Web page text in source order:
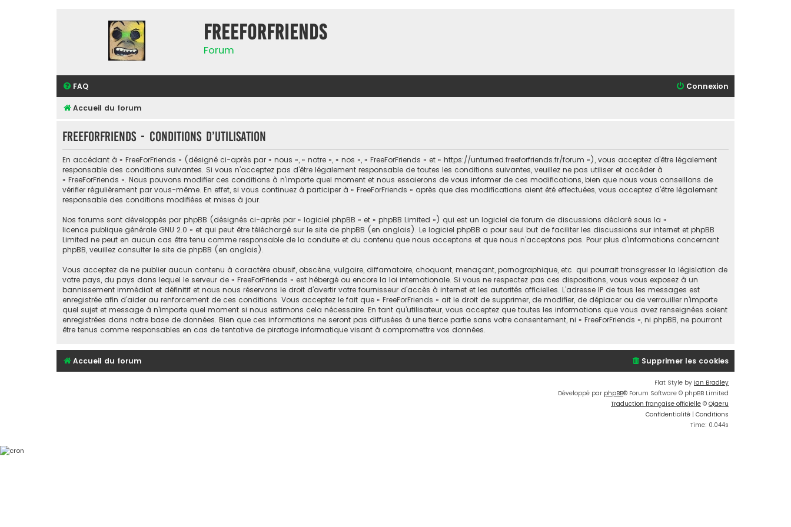
FreeForFriends
Forum
FAQ Connexion
Accueil du forum
FreeForFriends - Conditions d’utilisation
En accédant à « FreeForFriends » (désigné ci-après par « nous », « notre », « nos », « FreeForFriends » et « https://unturned.freeforfriends.fr/forum »), vous acceptez d’être légalement
responsable des conditions suivantes. Si vous n’acceptez pas d’être légalement responsable de toutes les conditions suivantes, veuillez ne pas utiliser et accéder à
« FreeForFriends ». Nous pouvons modifier ces conditions à n’importe quel moment et nous essaierons de vous informer de ces modifications, bien que nous vous conseillons de
vérifier régulièrement par vous-même. En effet, si vous continuez à participer à « FreeForFriends » après que des modifications aient été effectuées, vous acceptez d’être légalement
responsable des conditions modifiées et mises à jour.
Nos forums sont développés par phpBB (désignés ci-après par « logiciel phpBB » et « phpBB Limited ») qui est un logiciel de forum de discussions déclaré sous la «
licence publique générale GNU 2.0 » et qui peut être téléchargé sur le site de phpBB (en anglais). Le logiciel phpBB a pour seul but de faciliter les discussions sur internet et phpBB
Limited ne peut en aucun cas être tenu comme responsable de la conduite et du contenu que nous acceptons et que nous n’acceptons pas. Pour plus d’informations concernant
phpBB, veuillez consulter le site de phpBB (en anglais).
Vous acceptez de ne publier aucun contenu à caractère abusif, obscène, vulgaire, diffamatoire, choquant, menaçant, pornographique, etc. qui pourrait transgresser la législation de
votre pays, du pays dans lequel le serveur de « FreeForFriends » est hébergé ou encore la loi internationale. Si vous ne respectez pas ces dispositions, vous vous exposez à un
bannissement immédiat et définitif et nous nous réservons le droit d’avertir votre fournisseur d’accès à internet et les autorités officielles. L’adresse IP de tous les messages est
enregistrée afin d’aider au renforcement de ces conditions. Vous acceptez le fait que « FreeForFriends » ait le droit de supprimer, de modifier, de déplacer ou de verrouiller n’importe
quel sujet et message à n’importe quel moment si nous estimons cela nécessaire. En tant qu’utilisateur, vous acceptez que toutes les informations que vous avez renseignées soient
enregistrées dans notre base de données. Bien que ces informations ne seront pas diffusées à une tierce partie sans votre consentement, ni « FreeForFriends », ni phpBB, ne pourront
être tenus comme responsables en cas de tentative de piratage informatique visant à compromettre vos données.
Accueil du forum Supprimer les cookies
Flat Style by Ian Bradley
Développé par phpBB® Forum Software © phpBB Limited
Traduction française officielle © Qiaeru
Confidentialité | Conditions
Time: 0.044s